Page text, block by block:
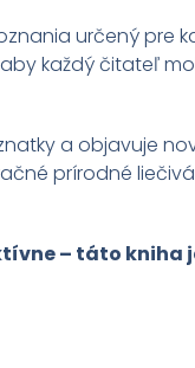
určený pre
každý čitateľ
a objavuje
prírodné
– táto kniha